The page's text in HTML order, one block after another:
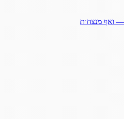
— ואף מנצחות